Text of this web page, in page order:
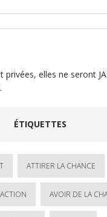
elles ne seront
ÉTIQUETTES
ATTIRER LA CHANCE
AVOIR DE LA